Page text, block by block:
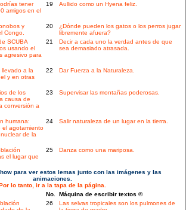
tener
amigos en el
19 Aullido como un Hyena feliz.
y
Congo.
20
¿Dónde pueden los gatos o los perros jugar
libremente afuera?
SCUBA
usando el
agresivo para
21
Decir a cada uno la verdad antes de que
sea demasiado atrasada.
llevado a la
y en otras
22 Dar Fuerza a la Naturaleza.
de los
causa de
conversión a
23 Supervisar las montañas poderosas.
humana:
el agotamiento
de la
24 Salir naturaleza de un lugar en la tierra.
el lugar que
25 Danza como una mariposa.
para ver estos lemas junto con las imágenes y las
animaciones.
lo tanto, ir a la tapa de la página.
No. Máquina de escribir textos ©
26
Las selvas tropicales son los pulmones de